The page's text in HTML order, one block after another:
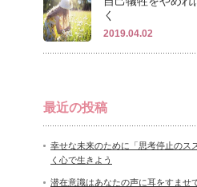
く
2019.04.02
最近の投稿
幸せな未来のために「思考停止のス
く心で生きよう
潜在意識はあなたの声に耳をすませ